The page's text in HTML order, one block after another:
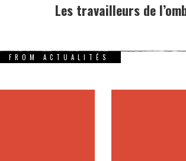
Les travailleurs de
FROM ACTUALITÉS